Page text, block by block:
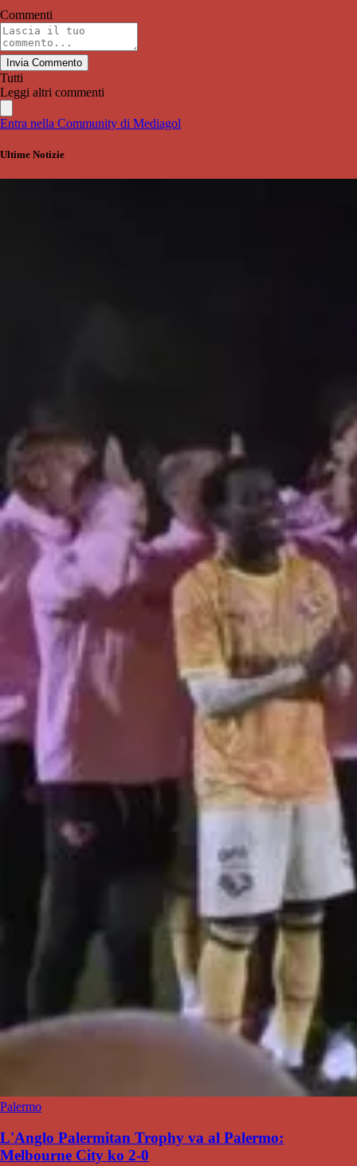
Commenti
Invia Commento
Tutti
Leggi altri commenti
Entra nella Community di Mediagol
Ultime Notizie
Palermo
L'Anglo Palermitan Trophy va al Palermo:
Melbourne City ko 2-0